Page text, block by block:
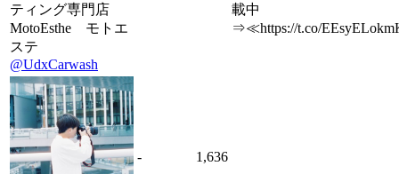
ティング専門店
MotoEsthe モトエ
ステ
@UdxCarwash
載中
⇒≪https://t.co/
- 1,636